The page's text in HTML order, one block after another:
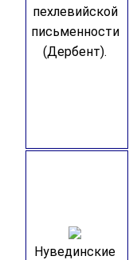
пехлевийской
письменности
(Дербент).
Нувединские